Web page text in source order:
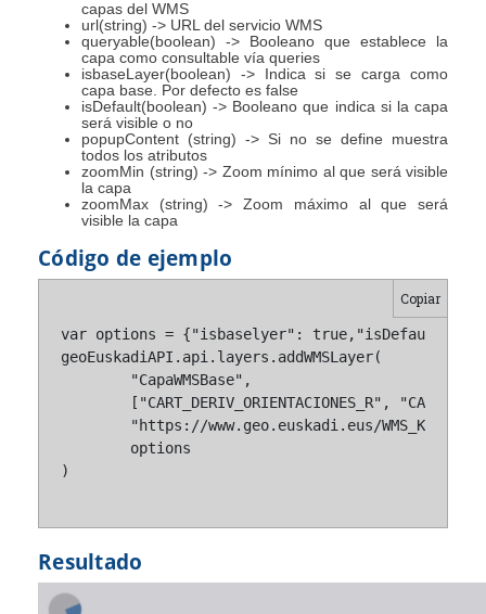
capas del WMS
url(string) -> URL del servicio WMS
queryable(boolean) -> Booleano que establece la
capa como consultable vía queries
isbaseLayer(boolean) -> Indica si se carga como
capa base. Por defecto es false
isDefault(boolean) -> Booleano que indica si la capa
será visible o no
popupContent (string) -> Si no se define muestra
todos los atributos
zoomMin (string) -> Zoom mínimo al que será visible
la capa
zoomMax (string) -> Zoom máximo al que será
visible la capa
Código de ejemplo
Copiar
var options = {"isbaselyer": true,"isDefault ":
geoEuskadiAPI.api.layers.addWMSLayer(
)
Resultado